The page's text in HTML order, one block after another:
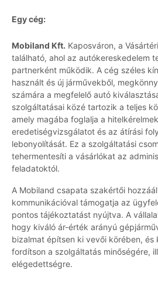
Egy cég:
Mobiland Kft. Kaposváron, a
található, ahol az autókereskedelem
partnerként működik. A cég széles
használt és új járművekből,
számára a megfelelő autó
szolgáltatásai közé tartozik a teljes
amely magába foglalja a
eredetiségvizsgálatot és az átírási
lebonyolítását. Ez a szolgáltatási
tehermentesíti a vásárlókat az
feladatoktól.
A Mobiland csapata szakértői
kommunikációval támogatja az
pontos tájékoztatást nyújtva. A
hogy kiváló ár-érték arányú
bizalmat építsen ki vevői körében, és
fordítson a szolgáltatás minőségére,
elégedettségre.